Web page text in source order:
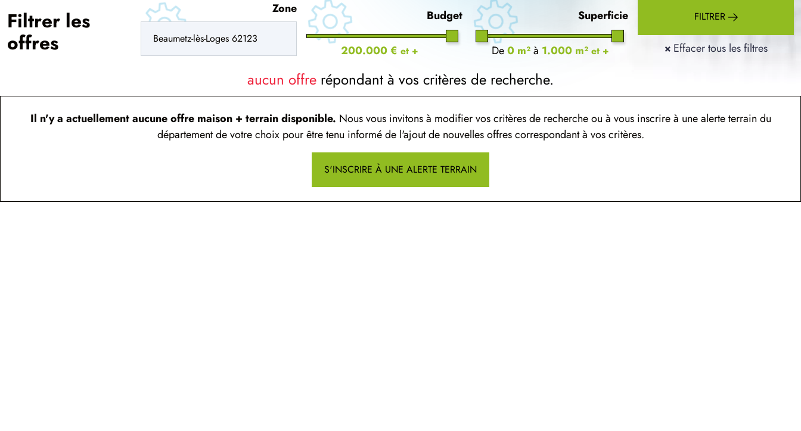
Filtrer les
offres
Zone Budget
200.000 € et +
Superficie
De0 m²à 1.000 m² et +
FILTRER
× Effacer tous les filtres
aucun offre répondant à vos critères de recherche.
Il n'y a actuellement aucune offre maison + terrain disponible. Nous vous invitons à modifier vos critères de recherche ou à vous inscrire à une alerte terrain du
département de votre choix pour être tenu informé de l'ajout de nouvelles offres correspondant à vos critères.
S'INSCRIRE À UNE ALERTE TERRAIN